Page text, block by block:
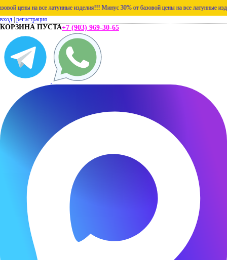
цены на все латунные изделия!!! Минус 30% от базовой цены на все латунные
вход регистрация
КОРЗИНА ПУСТА+7 (903) 969-30-65